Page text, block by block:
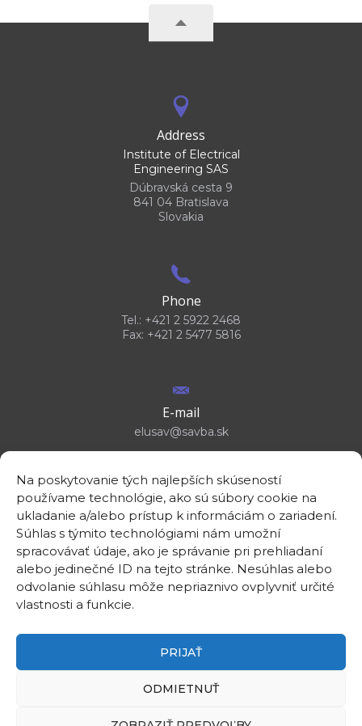
Na poskytovanie tých najlepších skúseností
používame technológie, ako sú súbory cookie na
ukladanie a/alebo prístup k informáciám o zariadení.
Súhlas s týmito technológiami nám umožní
spracovávať údaje, ako je správanie pri prehliadaní
alebo jedinečné ID na tejto stránke. Nesúhlas alebo
odvolanie súhlasu môže nepriaznivo ovplyvniť určité
vlastnosti a funkcie.
PRIJAŤ
ODMIETNUŤ
Address
Institute of Electrical
Engineering SAS
Dúbravská cesta 9
841 04 Bratislava
Slovakia
Phone
Tel.: +421 2 5922 2468
Fax: +421 2 5477 5816
E-mail
elusav@savba.sk
GPS location
48°10'09.3”N
17°04'08.7”E
Institute of Electrical Engineering SAS